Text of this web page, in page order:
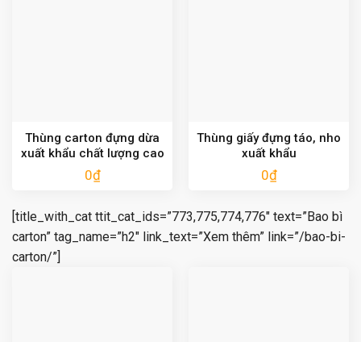
Thùng carton đựng dừa
xuất khẩu chất lượng cao
0₫
Thùng giấy đựng táo, nho
xuất khẩu
0₫
[title_with_cat ttit_cat_ids=”773,775,774,776″ text=”Bao bì
carton” tag_name=”h2″ link_text=”Xem thêm” link=”/bao-bi-
carton/”]